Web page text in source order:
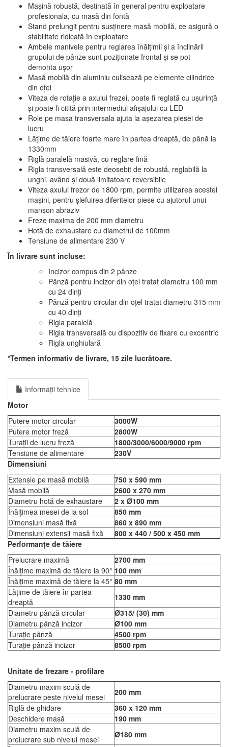
Mașină robustă, destinată în general pentru exploatare
profesionala, cu masă din fontă
Stand prelungit pentru susținere masă mobilă, ce asigură o
stabilitate ridicată în exploatare
Ambele manivele pentru reglarea înălțimii și a înclinării
grupului de pânze sunt poziționate frontal și se pot
demonta ușor
Masă mobilă din aluminiu culisează pe elemente cilindrice
din oțel
Viteza de rotație a axului frezei, poate fi reglată cu ușurință
și poate fi citită prin intermediul afișajului cu LED
Role pe masa transversala ajuta la așezarea piesei de
lucru
Lățime de tăiere foarte mare în partea dreaptă, de până la
1330mm
Riglă paralelă masivă, cu reglare fină
Rigla transversală este deosebit de robustă, reglabilă la
unghi, având și două limitatoare reversibile
Viteza axului frezor de 1800 rpm, permite utilizarea acestei
mașini, pentru șlefuirea diferitelor piese cu ajutorul unui
manșon abraziv
Freze maxima de 200 mm diametru
Hotă de exhaustare cu diametrul de 100mm
Tensiune de alimentare 230 V
În livrare sunt incluse:
Incizor compus din 2 pânze
Pânză pentru incizor din oțel tratat diametru 100 mm
cu 24 dinți
Pânză pentru circular din oțel tratat diametru 315 mm
cu 40 dinți
Rigla paralelă
Rigla transversală cu dispozitiv de fixare cu excentric
Rigla unghiulară
*Termen informativ de livrare, 15 zile lucrătoare.
Informații tehnice
Motor
Putere motor circular
3000W
Putere motor freză
2800W
Turații de lucru freză
1800/3000/6000/9000 rpm
Tensiune de alimentare
230V
Dimensiuni
Extensie pe masă mobilă
750 x 590 mm
Masă mobilă
2600 x 270 mm
Diametru hotă de exhaustare
2 x Ø100 mm
Înălțimea mesei de la sol
850 mm
Dimensiuni masă fixă
860 x 890 mm
Dimensiuni extensii masă fixă
800 x 440 / 500 x 450 mm
Performanțe de tăiere
Prelucrare maximă
2700 mm
Înălțime maximă de tăiere la 90° 100 mm
Înălțime maximă de tăiere la 45° 80 mm
Lățime de tăiere în partea
dreaptă
1330 mm
Diametru pânză circular
Ø315/ (30) mm
Diametru pânză incizor
Ø100 mm
Turație pânză
4500 rpm
Turație pânză incizor
8500 rpm
Unitate de frezare - profilare
Diametru maxim sculă de
prelucrare peste nivelul mesei
200 mm
Riglă de ghidare
360 x 120 mm
Deschidere masă
190 mm
Diametru maxim sculă de
prelucrare sub nivelul mesei
Ø180 mm